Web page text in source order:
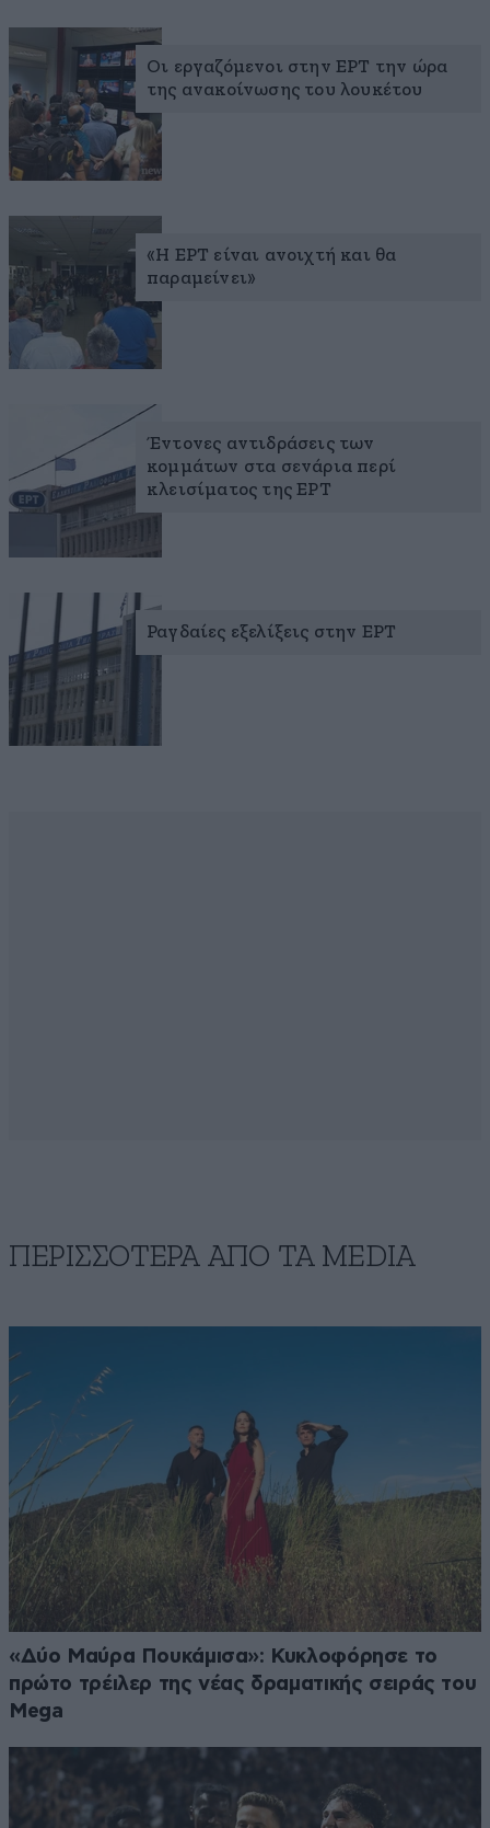
Οι εργαζόμενοι στην ΕΡΤ την ώρα
της ανακοίνωσης του λουκέτου
«Η ΕΡΤ είναι ανοιχτή και θα
παραμείνει»
Έντονες αντιδράσεις των
κομμάτων στα σενάρια περί
κλεισίματος της ΕΡΤ
Ραγδαίες εξελίξεις στην ΕΡΤ
ΠΕΡΙΣΣΟΤΕΡΑ ΑΠΟ ΤA MEDIA
«Δύο Μαύρα Πουκάμισα»: Κυκλοφόρησε το
πρώτο τρέιλερ της νέας δραματικής σειράς του
Mega